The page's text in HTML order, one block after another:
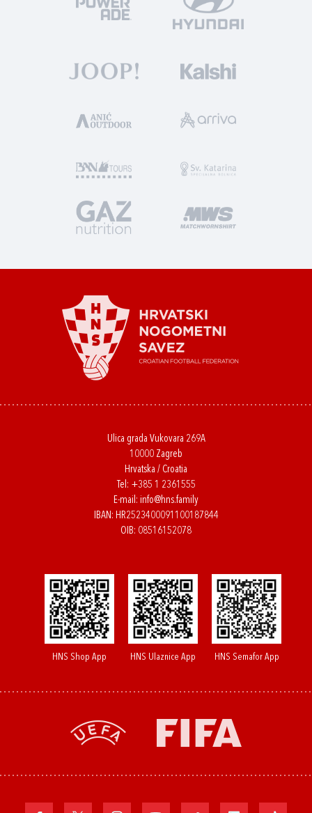
Ulica grada Vukovara 269A
10000 Zagreb
Hrvatska / Croatia
Tel: +385 1 2361555
E-mail: info@hns.family
IBAN: HR2523400091100187844
OIB: 08516152078
HNS Shop App HNS Ulaznice App HNS Semafor App